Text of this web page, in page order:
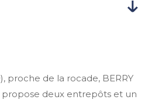
proche de la rocade, BERRY
propose deux entrepôts et un